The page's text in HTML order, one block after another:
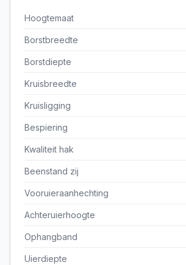
Hoogtemaat
Borstbreedte
Borstdiepte
Kruisbreedte
Kruisligging
Bespiering
Kwaliteit hak
Beenstand zij
Vooruieraanhechting
Achteruierhoogte
Ophangband
Uierdiepte